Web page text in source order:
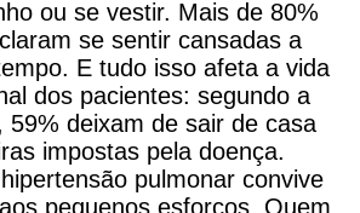
ou se vestir. Mais de 80%
se sentir cansadas a
E tudo isso afeta a vida
dos pacientes: segundo a
59% deixam de sair de casa
impostas pela doença.
pulmonar convive
pequenos esforços. Quem